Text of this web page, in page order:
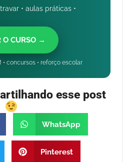
• aulas práticas •
O CURSO →
• concursos • reforço escolar
esse post
WhatsApp
Pinterest